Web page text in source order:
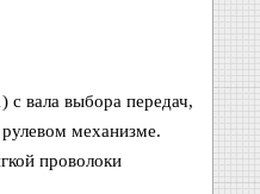
с вала выбора передач,
механизме.
проволоки